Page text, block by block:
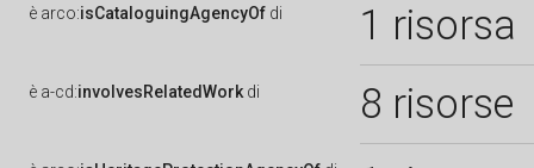
è arco:isCataloguingAgencyOf di 1 risorsa
è a-cd:involvesRelatedWork di 8 risorse